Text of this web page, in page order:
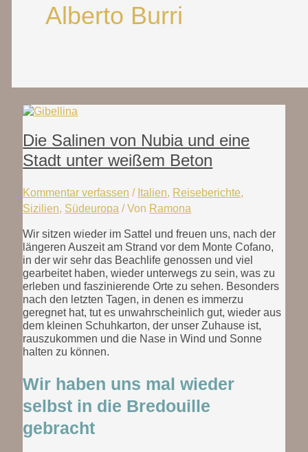
Alberto Burri
Die Salinen von Nubia und eine
Stadt unter weißem Beton
Kommentar verfassen / Italien, Reiseberichte,
Sizilien, Südeuropa / Von Ramona
Wir sitzen wieder im Sattel und freuen uns, nach der
längeren Auszeit am Strand vor dem Monte Cofano,
in der wir sehr das Beachlife genossen und viel
gearbeitet haben, wieder unterwegs zu sein, was zu
erleben und faszinierende Orte zu sehen. Besonders
nach den letzten Tagen, in denen es immerzu
geregnet hat, tut es unwahrscheinlich gut, wieder aus
dem kleinen Schuhkarton, der unser Zuhause ist,
rauszukommen und die Nase in Wind und Sonne
halten zu können.
Wir haben uns mal wieder
selbst in die Bredouille
gebracht